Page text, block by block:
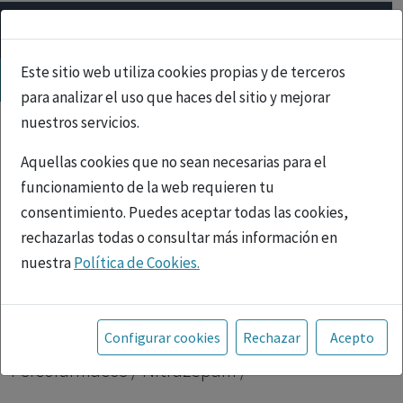
Este sitio web utiliza cookies propias y de terceros
para analizar el uso que haces del sitio y mejorar
nuestros servicios.
Aquellas cookies que no sean necesarias para el
funcionamiento de la web requieren tu
consentimiento. Puedes aceptar todas las cookies,
rechazarlas todas o consultar más información en
nuestraPolítica de Cookies.
Toda la información incluida en la Página Web está
referida a productos del mercado español y, por
tanto, dirigida a profesionales sanitarios legalmente
facultados para prescribir o dispensar medicamentos
Configurar cookies Rechazar Acepto
Psicofármacos| Nitrazepam |
Psicofármacos / Nitrazepam /